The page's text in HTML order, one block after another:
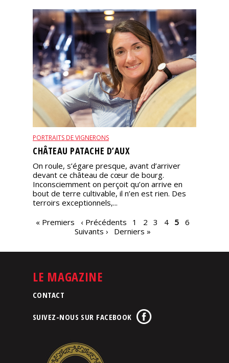
PORTRAITS DE VIGNERONS
CHÂTEAU PATACHE D’AUX
On roule, s’égare presque, avant d’arriver
devant ce château de cœur de bourg.
Inconsciemment on perçoit qu’on arrive en
bout de terre cultivable, il n’en est rien. Des
terroirs exceptionnels,...
PAGES
« Premiers ‹ Précédents 1 2 3 4 5 6
Suivants ›
Derniers »
LE MAGAZINE
CONTACT
SUIVEZ-NOUS SUR FACEBOOK